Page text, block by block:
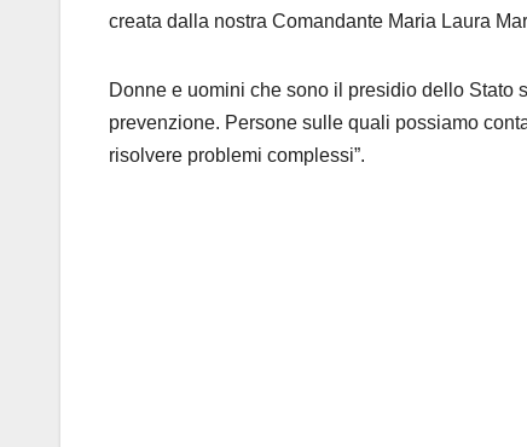
creata dalla nostra Comandante Maria Laura
Donne e uomini che sono il presidio dello Stato
prevenzione. Persone sulle quali possiamo
risolvere problemi complessi”.